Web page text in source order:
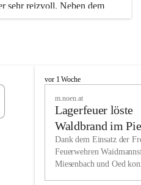
sehr reizvoll. Neben dem
nahe gelegenen Unterberg
die zum Schifahren oder
Sie in Miesenbach sowie
Gaststätten und urigen
und liebenswerten Ort.
ebenso groß geschrieben
M
h
vor 1 Woche
m.noen.at
Lagerfeuer löste
Waldbrand im
aus
Dank dem Einsatz der
Feuerwehren
Miesenbach und Oed